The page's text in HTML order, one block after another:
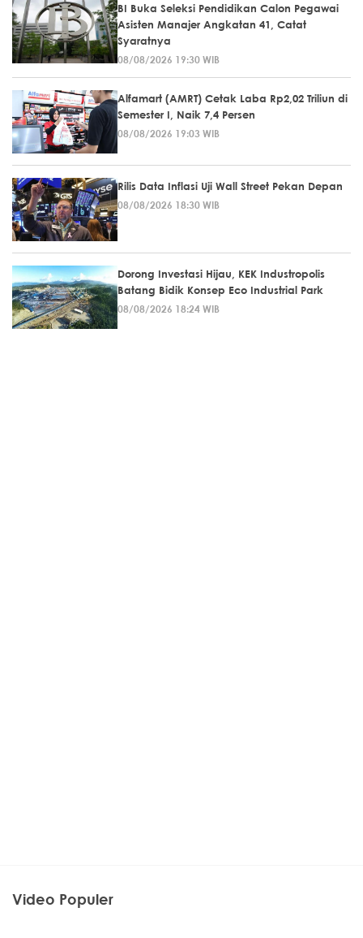
BI Buka Seleksi Pendidikan Calon Pegawai
Asisten Manajer Angkatan 41, Catat
Syaratnya
08/08/2026 19:30 WIB
Alfamart (AMRT) Cetak Laba Rp2,02 Triliun di
Semester I, Naik 7,4 Persen
08/08/2026 19:03 WIB
Rilis Data Inflasi Uji Wall Street Pekan Depan
08/08/2026 18:30 WIB
Dorong Investasi Hijau, KEK Industropolis
Batang Bidik Konsep Eco Industrial Park
08/08/2026 18:24 WIB
Video Populer